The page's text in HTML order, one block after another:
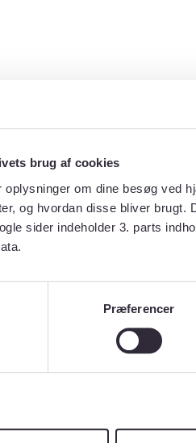
brug af cookies
oplysninger om dine besøg ved
og hvordan disse bliver
sider indeholder 3. parts
Præferencer